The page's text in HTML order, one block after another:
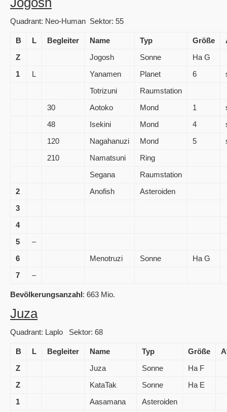
Quadrant: Neo-Human Sektor: 55
B L Begleiter Name Typ Größe
Z
Jogosh Sonne
Ha G
1
L Yanamen Planet 6
Totrizuni
Raumstation
30
Aotoko Mond 1
48
Isekini Mond 4
120
Nagahanuzi Mond 5
210
Namatsuni
Ring
Segana
Raumstation
2
Anofish
Asteroiden
3
4
5
–
6
Menotruzi Sonne
Ha G
7
–
Bevölkerungsanzahl: 663 Mio.
Juza
Quadrant: Laplo Sektor: 68
B L Begleiter Name Typ Größe
Z
Juza Sonne
Ha F
Z
KataTak Sonne
Ha E
1
Aasamana
Asteroiden